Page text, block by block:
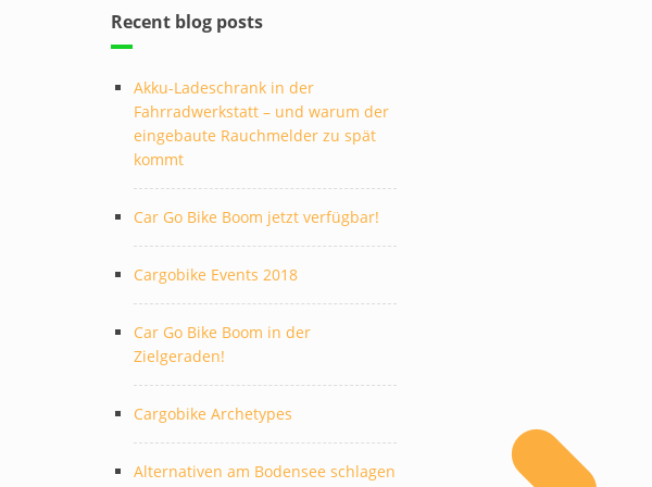
Recent blog posts
Akku-Ladeschrank in der
Fahrradwerkstatt – und warum der
eingebaute Rauchmelder zu spät
kommt
Car Go Bike Boom jetzt verfügbar!
Cargobike Events 2018
Car Go Bike Boom in der
Zielgeraden!
Cargobike Archetypes
Alternativen am Bodensee schlagen